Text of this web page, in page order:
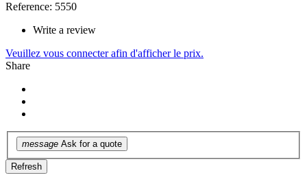
Reference: 5550
Write a review
Veuillez vous connecter afin d'afficher le prix.
Share
message Ask for a quote